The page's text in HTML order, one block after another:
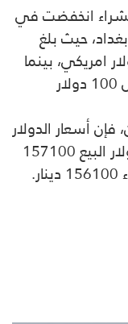
انخفضت في
حيث بلغ
158000 دينار لكل 100 دولار امريكي، بينما
بلغت أسعار الشراء 156000 دينار لكل 100 دولار
أسعار الدولار
سجلت ارتفاعاً ايضاً حيث بلغ سعر الدولار البيع 157100